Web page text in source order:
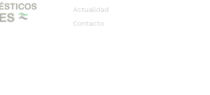
Actualidad
Contacto